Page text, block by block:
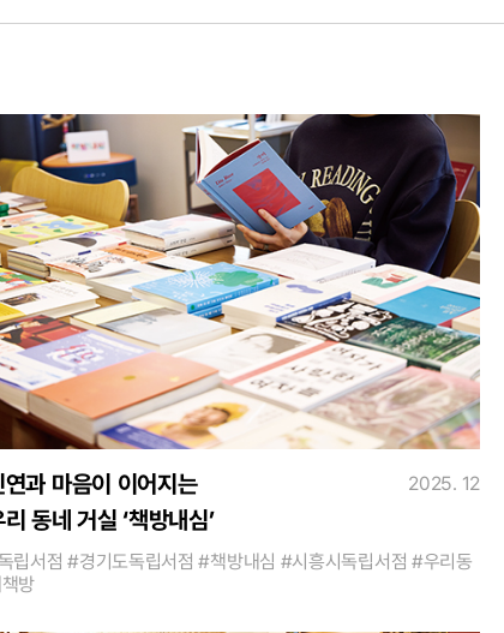
연과 마음이 이어지는
동네 거실 ‘책방내심’
2025. 12
립서점 #경기도독립서점 #책방내심 #시흥시독립서점 #우리동
방